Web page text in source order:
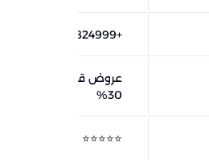
+966546824999
عروض قوية وخصم
30%
⭐⭐⭐⭐⭐